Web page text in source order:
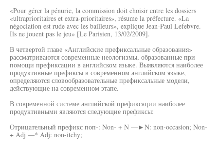
«Pour gérer la pénurie, la commission doit choisir entre les dossiers
«ultraprioritaires et extra-prioritaires», résume la préfecture. «La
négociation est rude avec les bailleurs», explique Jean-Paul Lefebvre.
Ils ne jouent pas le jeu» [Le Parisien, 13/02/2009].
В четвертой главе «Английские префиксальные образования»
рассматриваются современные неологизмы, образованные при
помощи префиксации в английском языке. Выявляются наиболее
продуктивные префиксы в современном английском языке,
определяются словообразовательные префиксальные модели,
действующие на современном этапе.
В современной системе английской префиксации наиболее
продуктивными являются следующие префиксы:
Отрицательный префикс поп-: Non- + N —►N: non-occasion; Non-
+ Adj —* Adj: non-itchy;